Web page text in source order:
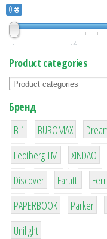
0 ₴
0 525
Product categories
Бренд
B 1
1
BUROMAX
1
3
Lediberg ТМ
3
XINDAO
64
Discover
299
Farutti
8
PAPERBOOK
6
Parker
1
Unilight